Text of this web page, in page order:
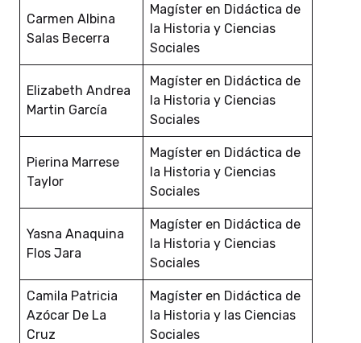
Carmen Albina
Salas Becerra
Magíster en Didáctica de
la Historia y Ciencias
Sociales
Elizabeth Andrea
Martin García
Magíster en Didáctica de
la Historia y Ciencias
Sociales
Pierina Marrese
Taylor
Magíster en Didáctica de
la Historia y Ciencias
Sociales
Yasna Anaquina
Flos Jara
Magíster en Didáctica de
la Historia y Ciencias
Sociales
Camila Patricia
Azócar De La
Cruz
Magíster en Didáctica de
la Historia y las Ciencias
Sociales